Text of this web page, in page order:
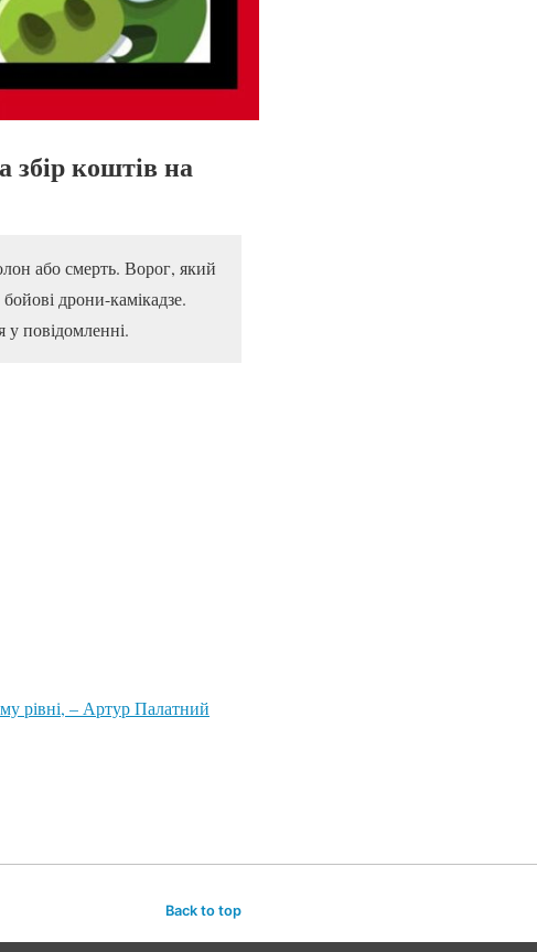
збір коштів на
або смерть. Ворог, який
дрони-камікадзе.
у повідомленні.
рівні, – Артур Палатний
Back to top